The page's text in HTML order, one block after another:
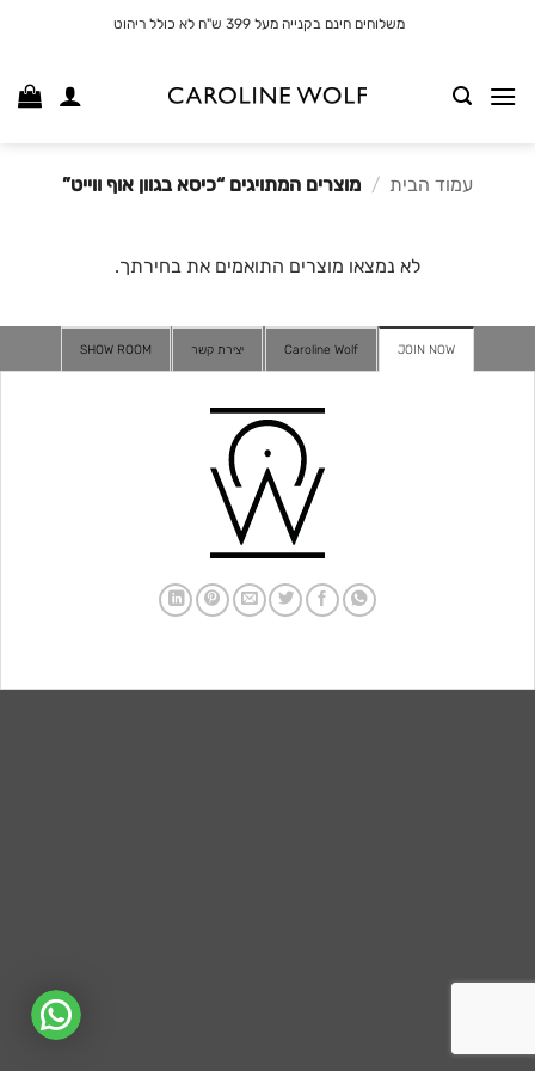
משלוחים חינם בקנייה מעל 399 ש"ח לא כולל ריהוט
עמוד הבית / מוצרים המתויגים “כיסא בגוון אוף ווייט”
לא נמצאו מוצרים התואמים את בחירתך.
JOIN NOW
Caroline Wolf יצירת קשר SHOW ROOM